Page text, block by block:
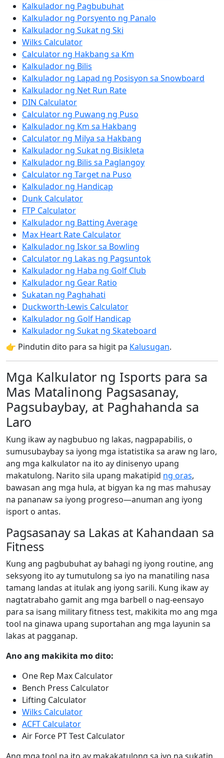
Kalkulador ng Pagbubuhat
Kalkulador ng Porsyento ng Panalo
Kalkulador ng Sukat ng Ski
Wilks Calculator
Calculator ng Hakbang sa Km
Kalkulador ng Bilis
Kalkulador ng Lapad ng Posisyon sa Snowboard
Kalkulador ng Net Run Rate
DIN Calculator
Calculator ng Puwang ng Puso
Kalkulador ng Km sa Hakbang
Calculator ng Milya sa Hakbang
Kalkulador ng Sukat ng Bisikleta
Kalkulador ng Bilis sa Paglangoy
Calculator ng Target na Puso
Kalkulador ng Handicap
Dunk Calculator
FTP Calculator
Kalkulador ng Batting Average
Max Heart Rate Calculator
Kalkulador ng Iskor sa Bowling
Calculator ng Lakas ng Pagsuntok
Kalkulador ng Haba ng Golf Club
Kalkulador ng Gear Ratio
Sukatan ng Paghahati
Duckworth-Lewis Calculator
Kalkulador ng Golf Handicap
Kalkulador ng Sukat ng Skateboard
👉 Pindutin dito para sa higit pa Kalusugan.
Mga Kalkulator ng Isports para sa
Mas Matalinong Pagsasanay,
Pagsubaybay, at Paghahanda sa
Laro
Kung ikaw ay nagbubuo ng lakas, nagpapabilis, o
sumusubaybay sa iyong mga istatistika sa araw ng laro,
ang mga kalkulator na ito ay dinisenyo upang
makatulong. Narito sila upang makatipid ng oras,
bawasan ang mga hula, at bigyan ka ng mas mahusay
na pananaw sa iyong progreso—anuman ang iyong
isport o antas.
Pagsasanay sa Lakas at Kahandaan sa
Fitness
Kung ang pagbubuhat ay bahagi ng iyong routine, ang
seksyong ito ay tumutulong sa iyo na manatiling nasa
tamang landas at itulak ang iyong sarili. Kung ikaw ay
nagtatrabaho gamit ang mga barbell o nag-eensayo
para sa isang military fitness test, makikita mo ang mga
tool na ginawa upang suportahan ang mga layunin sa
lakas at pagganap.
Ano ang makikita mo dito:
One Rep Max Calculator
Bench Press Calculator
Lifting Calculator
Wilks Calculator
ACFT Calculator
Air Force PT Test Calculator